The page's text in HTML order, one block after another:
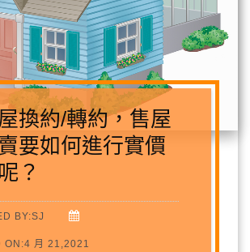
換約/轉約，售屋
要如何進行實價
？
BY:SJ
ON:4 月 21,2021